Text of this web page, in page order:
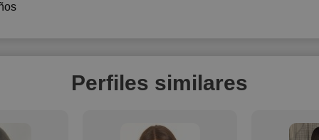
Perfiles similares